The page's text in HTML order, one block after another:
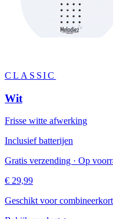
CLASSIC
Wit
Frisse witte afwerking
Inclusief batterijen
Gratis verzending · Op
€ 29,99
Geschikt voor